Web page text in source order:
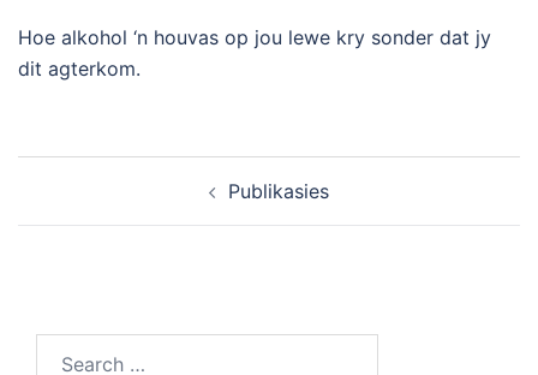
Hoe alkohol ‘n houvas op jou lewe kry sonder dat jy
dit agterkom.
Publikasies